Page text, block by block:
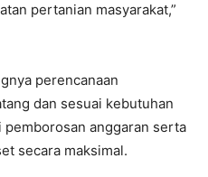
pertanian masyarakat,”
perencanaan
dan sesuai kebutuhan
anggaran serta
secara maksimal.